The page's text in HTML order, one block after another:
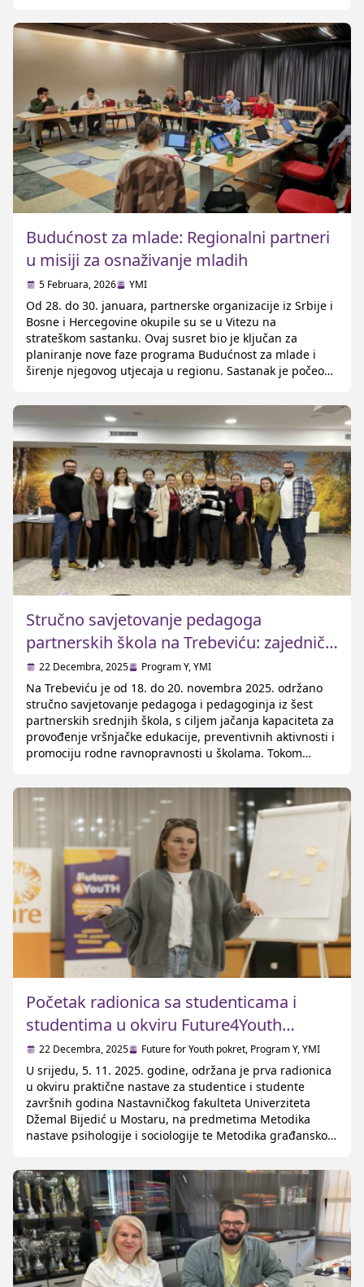
Marie Eberth Stiftung, s fokusom na pretvaranje
višegodišnje […]
Budućnost za mlade: Regionalni partneri
u misiji za osnaživanje mladih
5 Februara, 2026 YMI
Od 28. do 30. januara, partnerske organizacije iz Srbije i
Bosne i Hercegovine okupile su se u Vitezu na
strateškom sastanku. Ovaj susret bio je ključan za
planiranje nove faze programa Budućnost za mlade i
širenje njegovog utjecaja u regionu. Sastanak je počeo
Kroz grupni rad, partneri su se […]
Stručno savjetovanje pedagoga
partnerskih škola na Trebeviću: zajednički
rad na jačanju vršnjačke edukacije i
prevenciji nasilja
22 Decembra, 2025 Program Y,YMI
Na Trebeviću je od 18. do 20. novembra 2025. održano
stručno savjetovanje pedagoga i pedagoginja iz šest
partnerskih srednjih škola, s ciljem jačanja kapaciteta za
provođenje vršnjačke edukacije, preventivnih aktivnosti i
promociju rodne ravnopravnosti u školama. Tokom
razmijeniti iskustva, razgovarati o izazovima iz prakse i
zajednički oblikovati plan rada […]
Početak radionica sa studenticama i
studentima u okviru Future4Youth
projekta
22 Decembra, 2025 Future for Youth pokret, Program Y,YMI
U srijedu, 5. 11. 2025. godine, održana je prva radionica
u okviru praktične nastave za studentice i studente
završnih godina Nastavničkog fakulteta Univerziteta
Džemal Bijedić u Mostaru, na predmetima Metodika
nastave psihologije i sociologije te Metodika građanskog
nastavnike za samostalno planiranje, organizaciju i
izvođenje edukativnih radionica u srednjim školama.
Tokom uvodnog susreta studenti/ce su […]